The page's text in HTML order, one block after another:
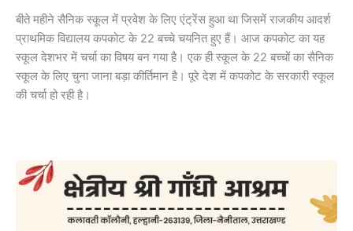
बीते महीने सैनिक स्कूल में प्रवेश के लिए एंट्रेंस हुआ था जिसमें राजकीय आदर्श
प्राथमिक विद्यालय कपकोट के 22 बच्चे चयनित हुए हैं। आज कपकोट का यह
स्कूल देशभर में चर्चा का विषय बन गया है। एक ही स्कूल के 22 बच्चों का सैनिक
स्कूल के लिए चुना जाना बड़ा कीर्तिमान है। पूरे देश में कपकोट के सरकारी स्कूल
की चर्चा हो रही है।